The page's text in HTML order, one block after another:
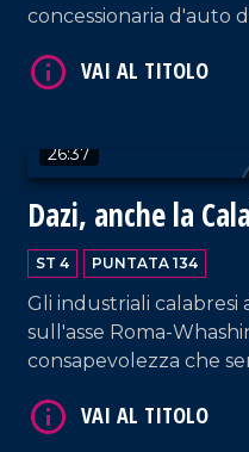
concessionaria d'auto
necessità di rafforzare
26:37
Dazi, anche la
negoziati
ST 4 PUNTATA 134
Gli industriali calabresi
sull'asse Roma-
consapevolezza che
destinata a
VAI AL TITOLO